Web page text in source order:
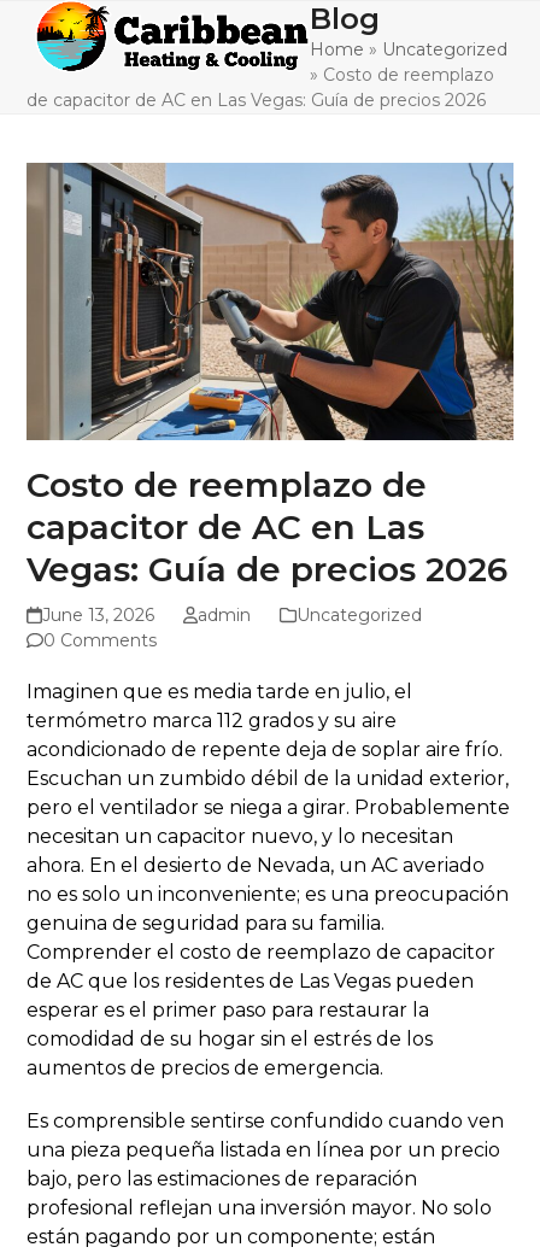
content
Open
mobile
menu
Close
mobile
menu
Blog
Home » Uncategorized
» Costo de reemplazo
de capacitor de AC en Las Vegas: Guía de precios 2026
Costo de reemplazo de
capacitor de AC en Las
Vegas: Guía de precios 2026
June 13, 2026 admin
Uncategorized
0 Comments
Imaginen que es media tarde en julio, el
termómetro marca 112 grados y su aire
acondicionado de repente deja de soplar aire frío.
Escuchan un zumbido débil de la unidad exterior,
pero el ventilador se niega a girar. Probablemente
necesitan un capacitor nuevo, y lo necesitan
ahora. En el desierto de Nevada, un AC averiado
no es solo un inconveniente; es una preocupación
genuina de seguridad para su familia.
Comprender el costo de reemplazo de capacitor
de AC que los residentes de Las Vegas pueden
esperar es el primer paso para restaurar la
comodidad de su hogar sin el estrés de los
aumentos de precios de emergencia.
Es comprensible sentirse confundido cuando ven
una pieza pequeña listada en línea por un precio
bajo, pero las estimaciones de reparación
profesional reflejan una inversión mayor. No solo
están pagando por un componente; están